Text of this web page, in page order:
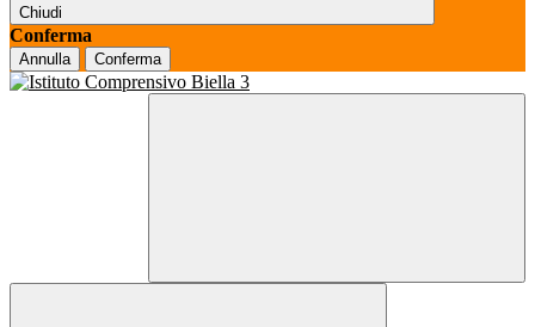
Chiudi
Conferma
Annulla Conferma